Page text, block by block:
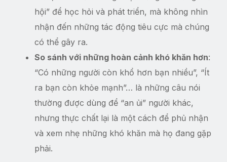
hội” để học hỏi và phát triển, mà không nhìn
nhận đến những tác động tiêu cực mà chúng
có thể gây ra.
So sánh với những hoàn cảnh khó khăn hơn:
“Có những người còn khổ hơn bạn nhiều”, “Ít
ra bạn còn khỏe mạnh”… là những câu nói
thường được dùng để “an ủi” người khác,
nhưng thực chất lại là một cách để phủ nhận
và xem nhẹ những khó khăn mà họ đang gặp
phải.